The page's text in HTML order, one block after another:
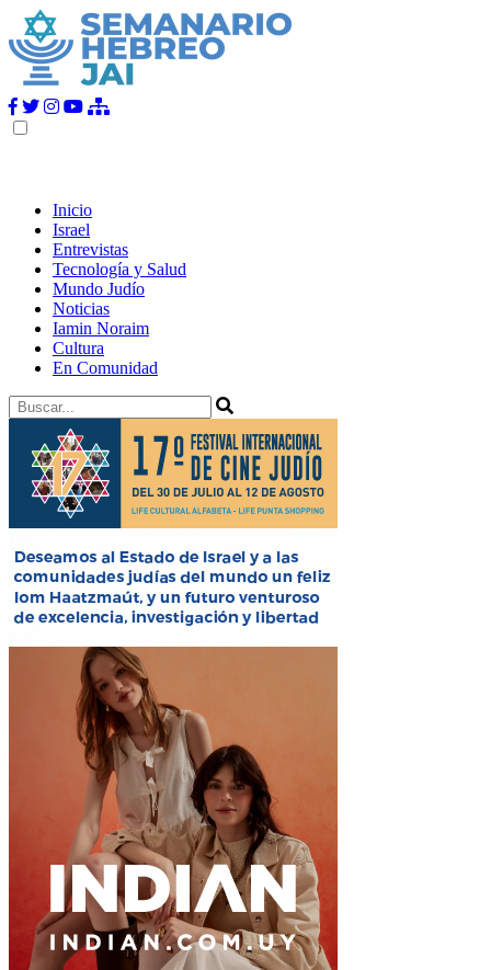
Inicio
Israel
Entrevistas
Tecnología y Salud
Mundo Judío
Noticias
Iamin Noraim
Cultura
En Comunidad